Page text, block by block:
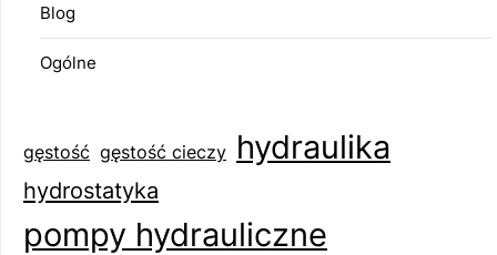
Blog
Ogólne
gęstość gęstość cieczy hydraulika
hydrostatyka
pompy hydrauliczne